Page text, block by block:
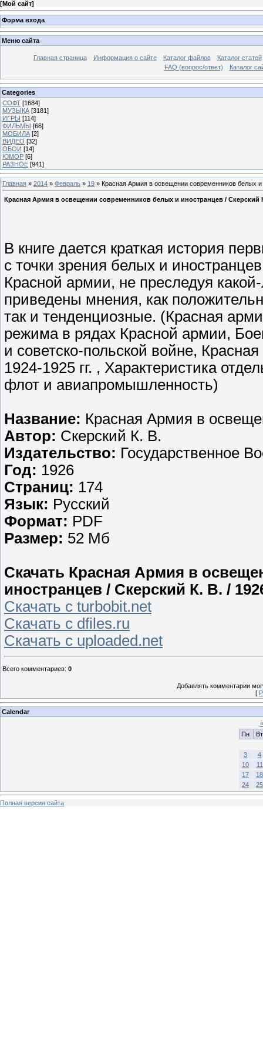
[Мой сайт]
Форма входа
Меню сайта
Главная страница Информация о сайте Каталог файлов
Каталог статей
FAQ (вопрос/ответ)
Каталог
Categories
СОФТ [1684]
МУЗЫКА [3181]
ИГРЫ [114]
ФИЛЬМЫ [66]
МОБИЛА [2]
ВИДЕО [32]
ОБОИ [14]
ЮМОР [6]
РАЗНОЕ [941]
Главная » 2014 » Февраль » 19 » Красная Армия в освещении современников белых
Красная Армия в освещении современников белых и иностранцев / Скерский
В книге дается краткая история
с точки зрения белых и
Красной армии, не преследуя
приведены мнения, как
так и тенденциозные. (Красная
режима в рядах Красной армии,
и советско-польской войне,
1924-1925 гг. , Характеристика
флот и авиапромышленность)
Название: Красная Армия в
Автор: Скерский К. В.
Издательство: Государственное
Год: 1926
Страниц: 174
Язык: Русский
Формат: PDF
Размер: 52 Мб
Скачать Красная Армия в
иностранцев / Скерский К. В. /
Скачать с turbobit.net
Скачать с dfiles.ru
Скачать с uploaded.net
Всего комментариев: 0
Добавлять комментарии
[
Calendar
«
Пн
Вт
3
4
10
11
17
18
24
25
Полная версия сайта